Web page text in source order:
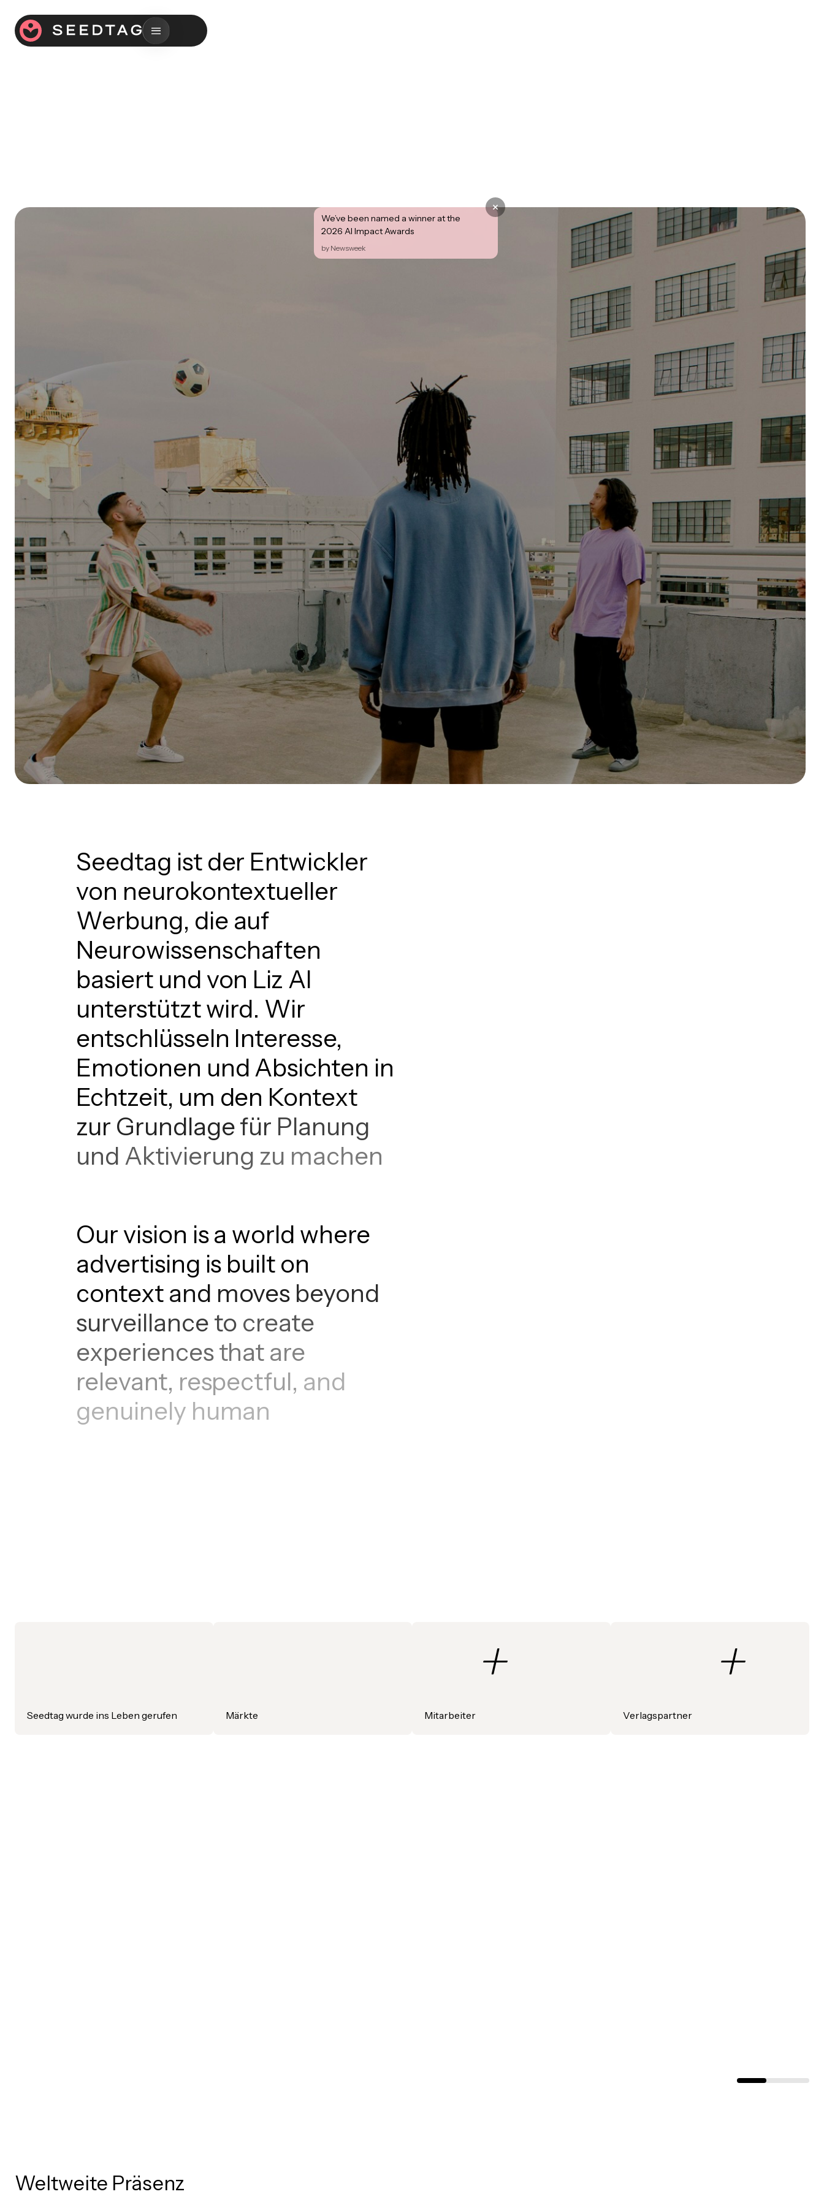
Werbung soll sich
We’ve been named a winner at the
2026 AI Impact Awards
by Newsweek
Seedtag ist der Entwickler
von neurokontextueller
Werbung, die auf
Neurowissenschaften
basiert und von Liz AI
unterstütztwird. Wir
entschlüsseln Interesse,
Emotionen und Absichten in
Echtzeit, um den Kontext
zur Grundlagefür Planung
und Aktivierung zu machen
Ourvision isa world where
advertising is built on
context and moves beyond
surveillance to create
experiencesthat are
relevant, respectful, and
genuinely human
Seedtag wurde ins Leben gerufen Märkte
+
Mitarbeiter
+
Verlagspartner
Weltweite Präsenz